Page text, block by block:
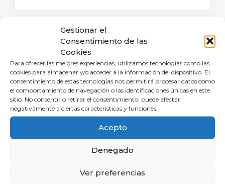
Gestionar el
Consentimiento de las
Cookies
Para ofrecer las mejores experiencias, utilizamos tecnologías como las
cookies para almacenar y/o acceder a la información del dispositivo. El
consentimiento de estas tecnologías nos permitirá procesar datos como
el comportamiento de navegación o las identificaciones únicas en este
sitio. No consentir o retirar el consentimiento, puede afectar
negativamente a ciertas características y funciones.
Acepto
Denegado
Ver preferencias
Abogados a
Porcentaje
Si usted no cobra, nosotros tampoco. Más de 30 años
de experiencia, expertos en encontrar soluciones.